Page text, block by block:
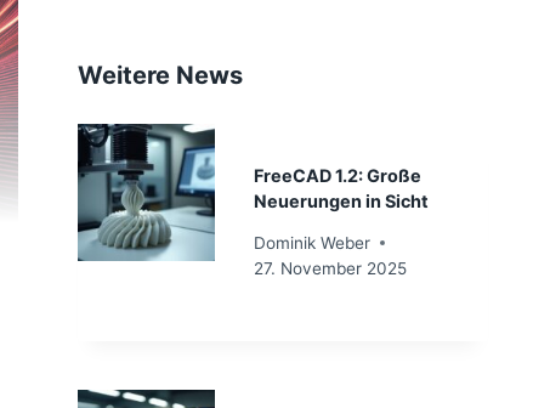
Weitere News
FreeCAD 1.2: Große
Neuerungen in Sicht
Dominik Weber
27. November 2025